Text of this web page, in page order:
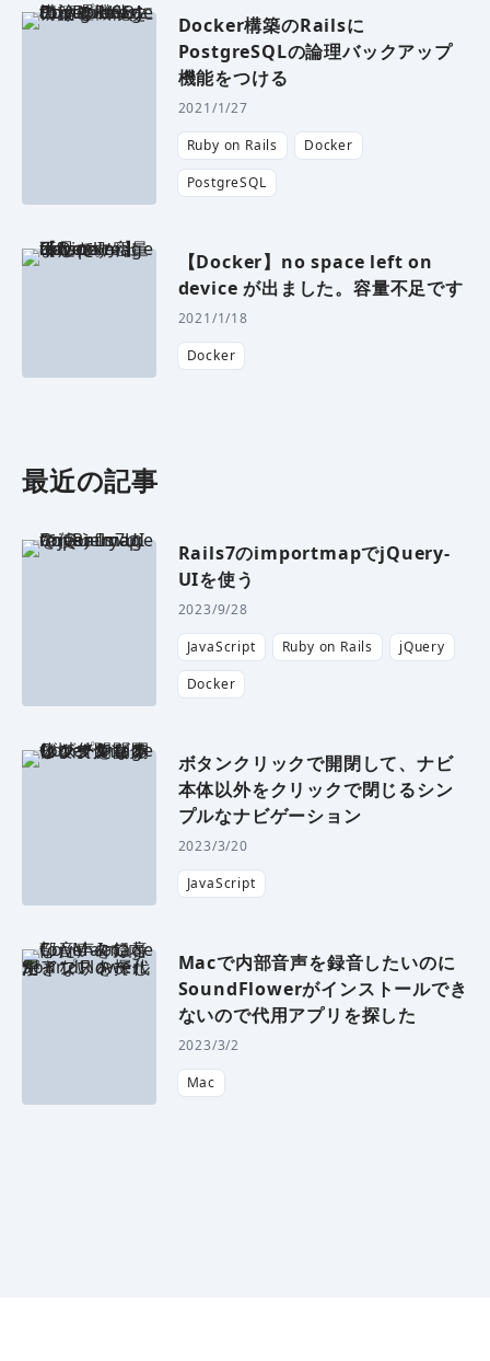
Docker構築のRailsに
PostgreSQLの論理バックアップ
機能をつける
2021/1/27
Ruby on Rails
Docker
PostgreSQL
【Docker】no space left on
device が出ました。容量不足です
2021/1/18
Docker
最近の記事
Rails7のimportmapでjQuery-
UIを使う
2023/9/28
JavaScript
Ruby on Rails
jQuery
Docker
ボタンクリックで開閉して、ナビ
本体以外をクリックで閉じるシン
プルなナビゲーション
2023/3/20
JavaScript
Macで内部音声を録音したいのに
SoundFlowerがインストールでき
ないので代用アプリを探した
2023/3/2
Mac